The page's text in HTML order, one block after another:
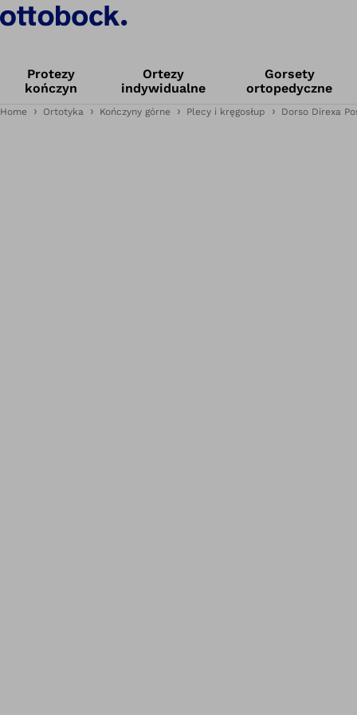
Protezy
kończyn
Ortezy
indywidualne
Gorsety
ortopedyczne
Home Ortotyka Kończyny górne Plecy i kręgosłup Dorso Direxa